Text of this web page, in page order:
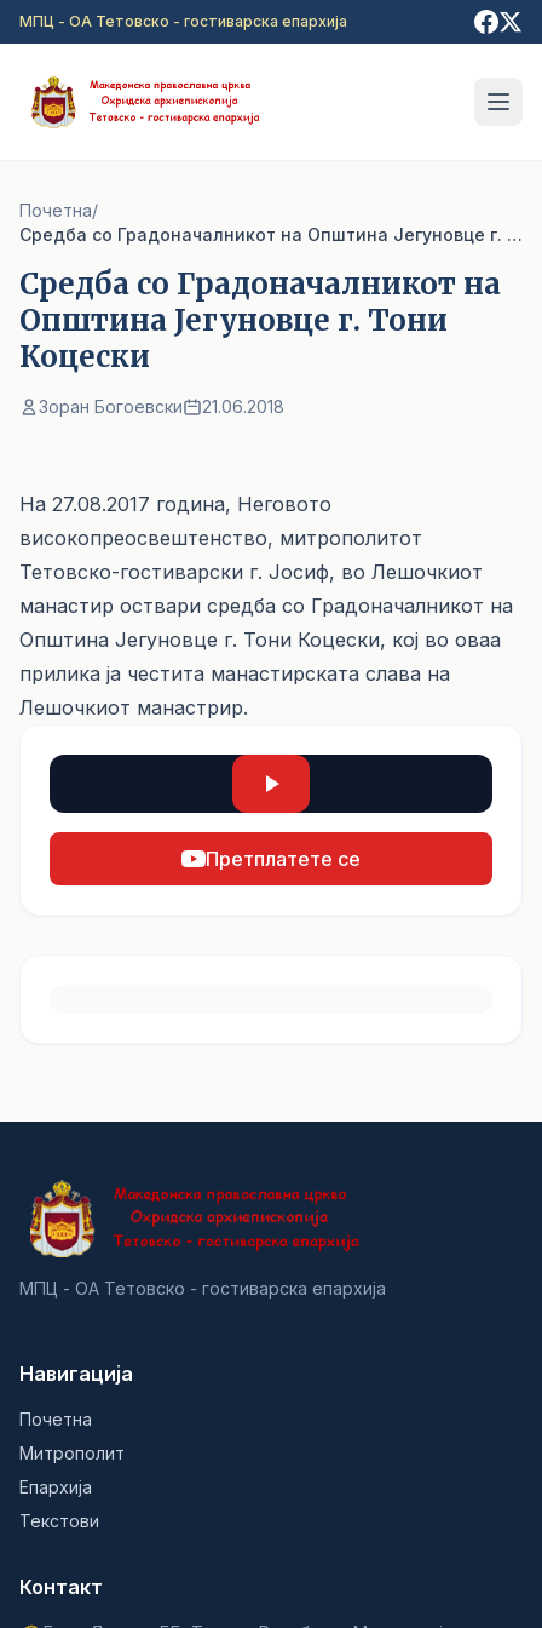
Прејди на главна содржина
МПЦ - ОА Тетовско - гостиварска епархија
Почетна/
Средба со Градоначалникот на Општина Јегуновце г. Тони Коцески
Средба со Градоначалникот на
Општина Јегуновце г. Тони
Коцески
Зоран Богоевски 21.06.2018
На 27.08.2017 година, Неговото
високопреосвештенство, митрополитот
Тетовско-гостиварски г. Јосиф, во Лешочкиот
манастир оствари средба со Градоначалникот на
Општина Јегуновце г. Тони Коцески, кој во оваа
прилика ја честита манастирската слава на
Лешочкиот манастрир.
Претплатете се
МПЦ - ОА Тетовско - гостиварска епархија
Навигација
Почетна
Митрополит
Епархија
Текстови
Контакт